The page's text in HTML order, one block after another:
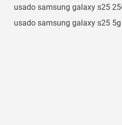
usado samsung galaxy s25
usado samsung galaxy s25